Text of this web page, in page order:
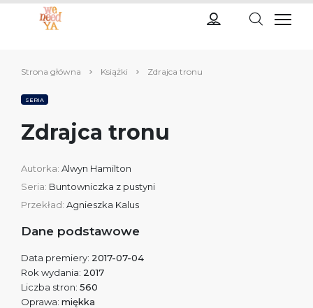
Strona główna Książki Zdrajca tronu
SERIA
Zdrajca tronu
Autorka: Alwyn Hamilton
Seria: Buntowniczka z pustyni
Przekład: Agnieszka Kalus
Dane podstawowe
Data premiery: 2017-07-04
Rok wydania: 2017
Liczba stron: 560
Oprawa: miękka